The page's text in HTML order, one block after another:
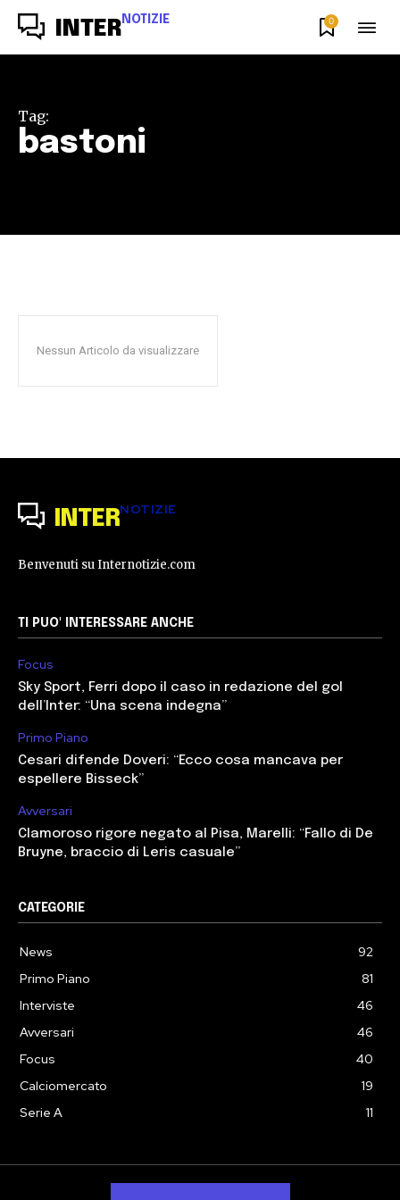
INTER NOTIZIE 0
Tag:
bastoni
Nessun Articolo da visualizzare
INTERNOTIZIE
Benvenuti su Internotizie.com
TI PUO' INTERESSARE ANCHE
Focus
Sky Sport, Ferri dopo il caso in redazione del gol
dell’Inter: “Una scena indegna”
Primo Piano
Cesari difende Doveri: “Ecco cosa mancava per
espellere Bisseck”
Avversari
Clamoroso rigore negato al Pisa, Marelli: “Fallo di De
Bruyne, braccio di Leris casuale”
CATEGORIE
News
92
Primo Piano
81
Interviste
46
Avversari
46
Focus
40
Calciomercato
19
Serie A
11